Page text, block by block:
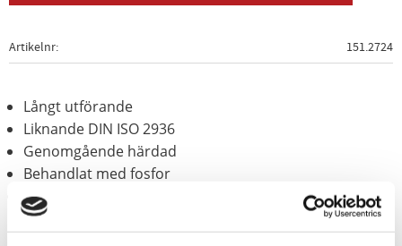
Artikelnr 151.2724
Långt utförande
Liknande DIN ISO 2936
Genomgående härdad
Behandlat med fosfor
Speciellt-verktygsstål